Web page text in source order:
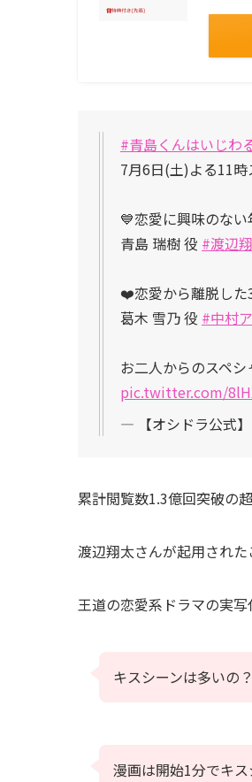
#青島くんはいじわ
7月6日(土)よる11時
💙恋愛に興味のな
青島 瑞樹 役 #渡辺
❤️恋愛から離脱した
葛木 雪乃 役 #中村
お二人からのスペ
pic.twitter.com/
— 【オシドラ公式
累計閲覧数1.3億回突破の
渡辺翔太さんが起用された
王道の恋愛系ドラマの実写
キスシーンは多いの？
漫画は開始1分でキス